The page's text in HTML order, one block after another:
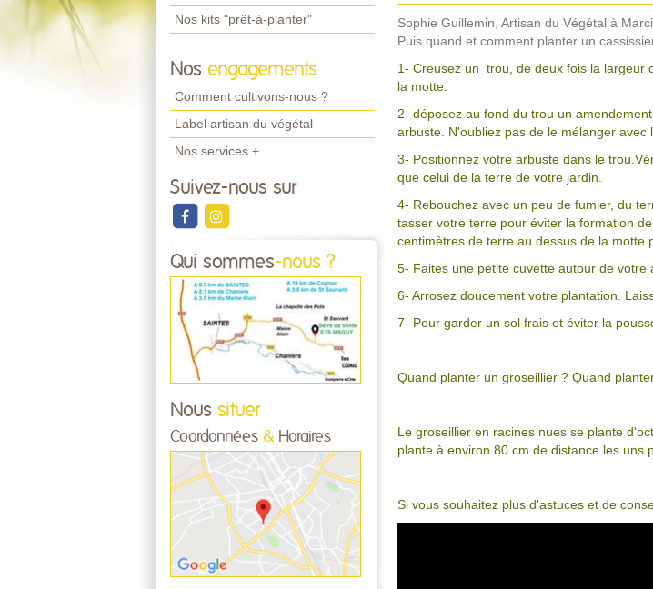
Nos kits "prêt-à-planter"
Nos engagements
Comment cultivons-nous ?
Label artisan du végétal
Nos services +
Suivez-nous sur
Qui sommes-nous ?
Nous situer
Coordonnées & Horaires
Sophie Guillemin, Artisan du Végétal à
Puis quand et comment planter un
1- Creusez un trou, de deux fois la
la motte.
2- déposez au fond du trou un
arbuste. N'oubliez pas de le mélanger avec
3- Positionnez votre arbuste dans le
que celui de la terre de votre jardin.
4- Rebouchez avec un peu de fumier, du
tasser votre terre pour éviter la formation
centimètres de terre au dessus de la motte
5- Faites une petite cuvette autour de
6- Arrosez doucement votre plantation.
7- Pour garder un sol frais et éviter la
Quand planter un groseillier ? Quand
Le groseillier en racines nues se plante
plante à environ 80 cm de distance les uns
Si vous souhaitez plus d'astuces et de